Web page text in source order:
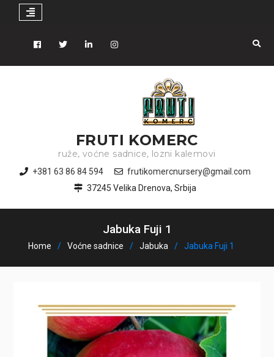
content
FRUTI KOMERC
ruže, voćne sadnice, lozni kalemovi
+381 63 86 84 594
frutikomercnursery@gmail.com
37245 Velika Drenova, Srbija
Jabuka Fuji 1
Home Voćne sadnice Jabuka Jabuka Fuji 1